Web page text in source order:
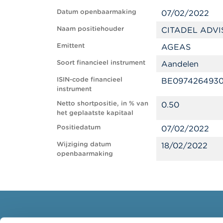
Datum openbaarmaking 07/02/2022
Naam positiehouder CITADEL
Emittent AGEAS
Soort financieel instrument Aandelen
ISIN-code financieel
instrument
Netto shortpositie, in % van
het geplaatste kapitaal
0.50
Positiedatum 07/02/2022
Wijziging datum
openbaarmaking
18/02/2022